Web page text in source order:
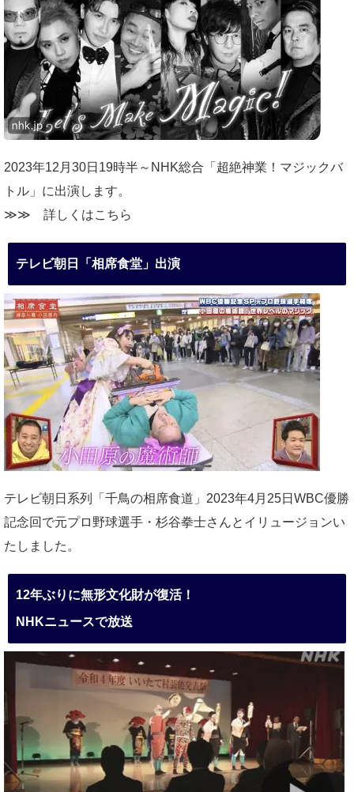
2023年12月30日19時半～NHK総合「超絶神業！マジックバ
トル」に出演します。
≫≫ 詳しくはこちら
テレビ朝日「相席食堂」出演
テレビ朝日系列「千鳥の相席食道」2023年4月25日WBC優勝
記念回で元プロ野球選手・杉谷拳士さんとイリュージョンい
たしました。
12年ぶりに無形文化財が復活！
NHKニュースで放送